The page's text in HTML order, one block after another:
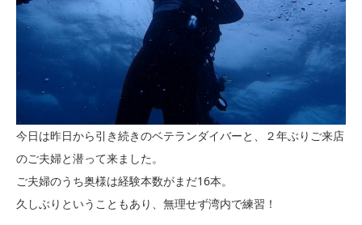
今日は昨日から引き続きのベテランダイバーと、２年ぶりご来店
のご夫婦と潜って来ました。
ご夫婦のうち奥様は経験本数がまだ16本。
久しぶりということもあり、無理せず湾内で練習！